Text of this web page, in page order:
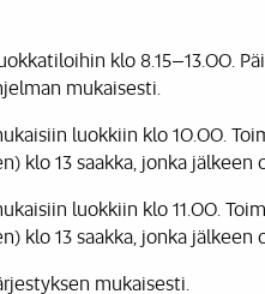
klo 8.15–13.00.
mukaisesti.
luokkiin klo 10.00.
klo 13 saakka, jonka
luokkiin klo 11.00.
klo 13 saakka, jonka
mukaisesti.